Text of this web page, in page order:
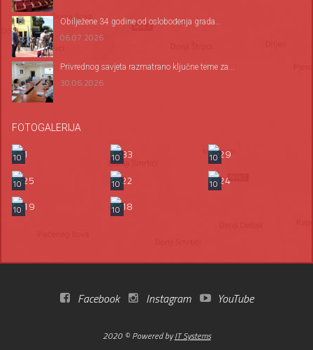
Оbilježene 34 godine od oslobođenja grada...
06.07.2026
Privrednog savjeta razmatrano ključne teme za...
30.06.2026
FOTOGALERIJA
10 10
10
10
10
10
10
10
Facebook Instagram YouTube
2020 © Powered byIT Systems